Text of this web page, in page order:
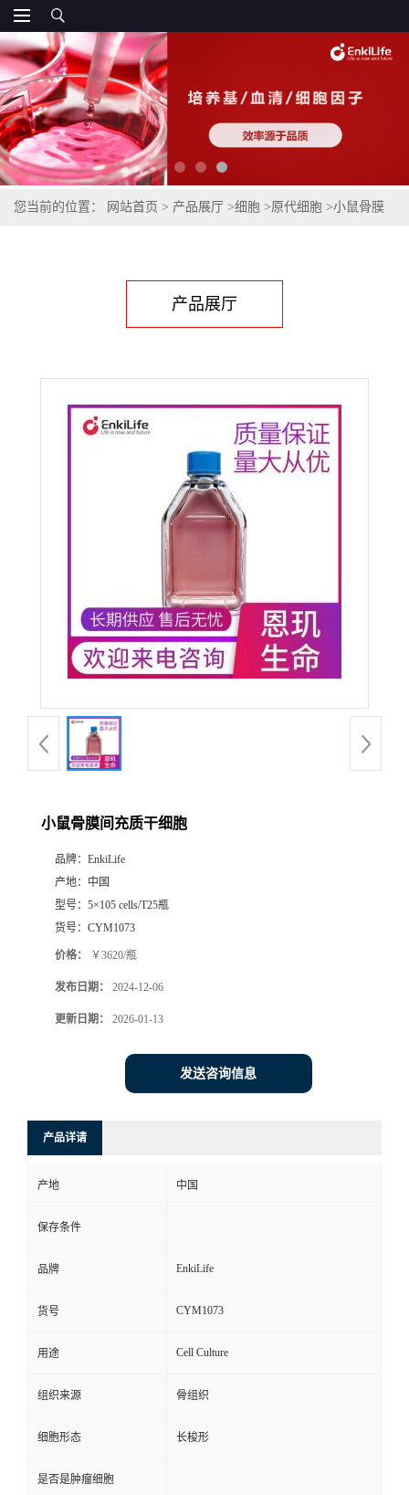
您当前的位置： 网站首页 > 产品展厅 >细胞 >原代细胞 >小鼠骨膜
产品展厅
小鼠骨膜间充质干细胞
品牌： EnkiLife
产地： 中国
型号： 5×105 cells/T25瓶
货号： CYM1073
价格： ￥3620/瓶
发布日期： 2024-12-06
更新日期： 2026-01-13
发送咨询信息
产品详请
产地 中国
保存条件
品牌 EnkiLife
货号 CYM1073
用途 Cell Culture
组织来源 骨组织
细胞形态 长梭形
是否是肿瘤细胞